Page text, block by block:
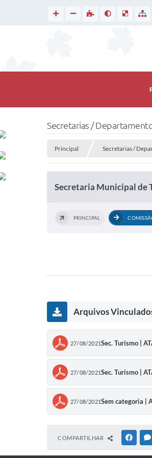
Secretarias /
Principal Secretarias /
Secretaria Municipal de
PRINCIPAL
Arquivos
27/08/2021Sec. Turismo |
27/08/2021Sec. Turismo |
27/08/2021Sem categoria |
COMPARTILHAR